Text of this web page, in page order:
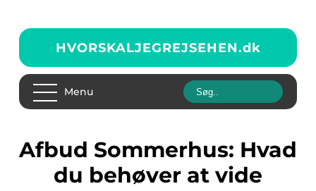
HVORSKALJEGREJSEHEN.dk
Menu
Afbud Sommerhus: Hvad
du behøver at vide